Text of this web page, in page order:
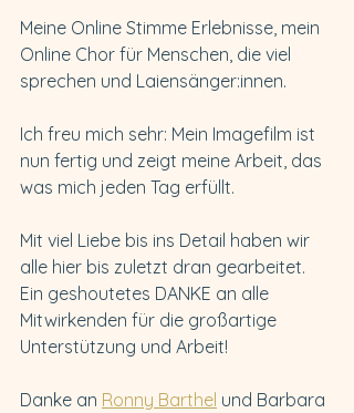
Meine Online Stimme Erlebnisse, mein
Online Chor für Menschen, die viel
sprechen und Laiensänger:innen.
Ich freu mich sehr: Mein Imagefilm ist
nun fertig und zeigt meine Arbeit, das
was mich jeden Tag erfüllt.
Mit viel Liebe bis ins Detail haben wir
alle hier bis zuletzt dran gearbeitet.
Ein geshoutetes DANKE an alle
Mitwirkenden für die großartige
Unterstützung und Arbeit!
Danke an Ronny Barthel und Barbara